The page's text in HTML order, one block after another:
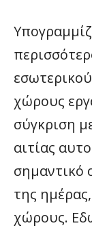
χώρους
σύγκριση
αιτίας
σημαντικό
της
χώρους.